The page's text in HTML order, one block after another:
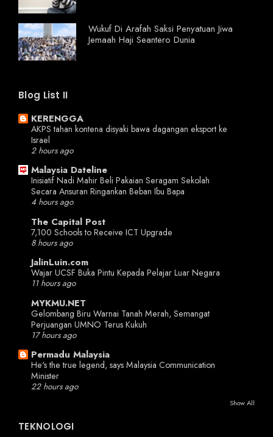
Wukuf Di Arafah Saksi Penyatuan Jiwa
Jemaah Haji Seantero Dunia
Blog List II
KERENGGA
AKPS tahan kontena disyaki bawa dagangan eksport ke
Israel
2 hours ago
Malaysia Dateline
Inisiatif Nadi Mahir Beli Pakaian Seragam Sekolah
Secara Ansuran Ringankan Beban Ibu Bapa
4 hours ago
The Capital Post
7,100 Schools to Receive ICT Upgrade
8 hours ago
JalinLuin.com
Wajar UCSF Buka Pintu Kepada Pelajar Luar Negara
11 hours ago
MYKMU.NET
Gelombang Biru Warnai Tanah Merah, Semangat
Perjuangan UMNO Terus Kukuh
17 hours ago
Permadu Malaysia
He's the true legend, says Malaysia Communication
Minister
22 hours ago
Show All
TEKNOLOGI